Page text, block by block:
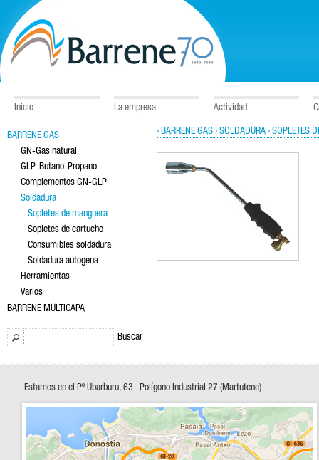
Inicio La empresa Actividad
BARRENE GAS
GN-Gas natural
GLP-Butano-Propano
Complementos GN-GLP
Soldadura
Sopletes de manguera
Sopletes de cartucho
Consumibles soldadura
Soldadura autogena
Herramientas
Varios
BARRENE MULTICAPA
Buscar
› BARRENE GAS › SOLDADURA › SOPLETES
Estamos en el Pº Ubarburu, 63 · Polígono Industrial 27 (Martutene)